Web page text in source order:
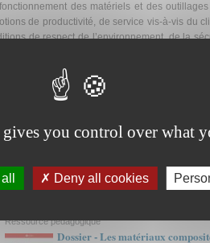
des matériels et des
de productivité, de service vis-à-vis du
de respect de l’environnement, de la
Dernières publications
Ressource pédagogique
Dossier - Les matériaux
gives you control over what
Deny all cookies